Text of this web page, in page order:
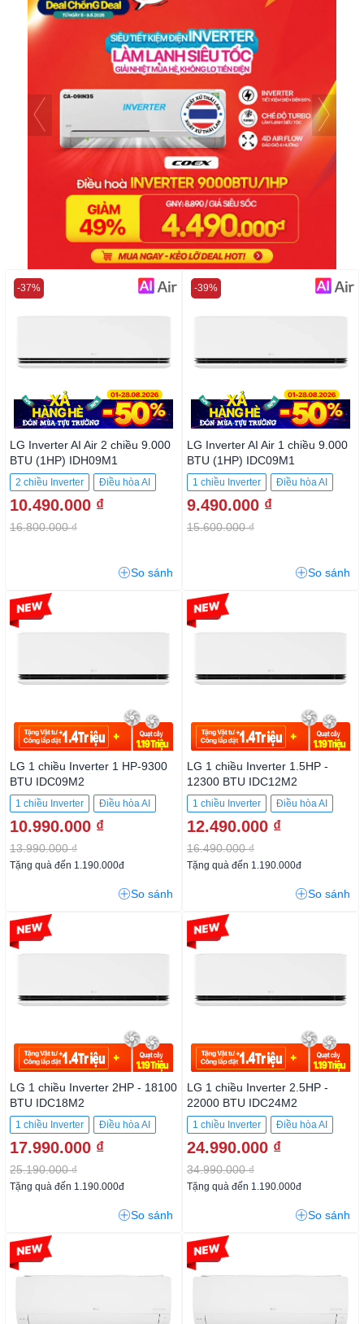
LG Inverter AI Air 2 chiều 9.000
BTU (1HP) IDH09M1
2 chiều Inverter Điều hòa AI
10.490.000 ₫
16.800.000 ₫
-37%
So sánh
LG Inverter AI Air 1 chiều 9.000
BTU (1HP) IDC09M1
1 chiều Inverter Điều hòa AI
9.490.000 ₫
15.600.000 ₫
-39%
So sánh
LG 1 chiều Inverter 1 HP-9300
BTU IDC09M2
1 chiều Inverter Điều hòa AI
10.990.000 ₫
13.990.000 ₫
-21%
Tặng quà đến 1.190.000đ
So sánh
LG 1 chiều Inverter 1.5HP -
12300 BTU IDC12M2
1 chiều Inverter Điều hòa AI
12.490.000 ₫
16.490.000 ₫
-24%
Tặng quà đến 1.190.000đ
So sánh
LG 1 chiều Inverter 2HP - 18100
BTU IDC18M2
1 chiều Inverter Điều hòa AI
17.990.000 ₫
25.190.000 ₫
-28%
Tặng quà đến 1.190.000đ
So sánh
LG 1 chiều Inverter 2.5HP -
22000 BTU IDC24M2
1 chiều Inverter Điều hòa AI
24.990.000 ₫
34.990.000 ₫
-28%
Tặng quà đến 1.190.000đ
So sánh
-26% -28%